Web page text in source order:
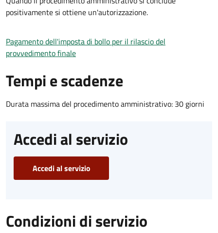
positivamente si ottiene un'autorizzazione.
Pagamento dell'imposta di bollo per il rilascio del
provvedimento finale
Tempi e scadenze
Durata massima del procedimento amministrativo: 30 giorni
Accedi al servizio
Accedi al servizio
Condizioni di servizio